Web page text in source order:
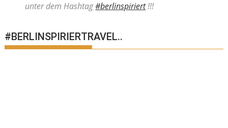
unter dem Hashtag#berlinspiriert!!!
#BERLINSPIRIERTRAVEL..